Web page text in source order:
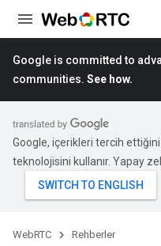
Google is committed to
communities. See how.
Google, içerikleri tercih
teknolojisini kullanır. Yapay
WebRTC Rehberler